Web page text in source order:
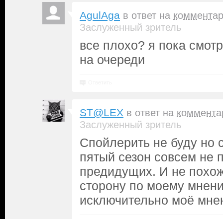
AgulAga в ответ на
Заслуженный зритель
все плохо? я пока
на очереди
ST@LEX в ответ на
Заслуженный зритель
Спойлерить не буду но
пятый сезон совсем не
предидущих. И не
сторону по моему
исключительно моё